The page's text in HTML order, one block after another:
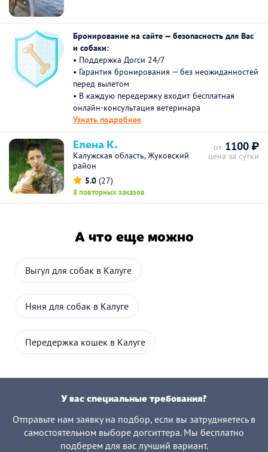
Бронирование на сайте — безопасность для Вас
и собаки:
• Поддержка Догси 24/7
• Гарантия бронирования — без неожиданностей
перед вылетом
• В каждую передержку входит бесплатная
онлайн-консультация ветеринара
Узнать подробнее
Елена К.
Калужская область, Жуковский
район
5.0 (27)
8 повторных заказов
от 1100 ₽
цена за сутки
А что еще можно
Выгул для собак в Калуге
Няня для собак в Калуге
Передержка кошек в Калуге
У вас специальные требования?
Отправьте нам заявку на подбор, если вы затрудняетесь в
самостоятельном выборе догситтера. Мы бесплатно
подберем для вас лучший вариант.